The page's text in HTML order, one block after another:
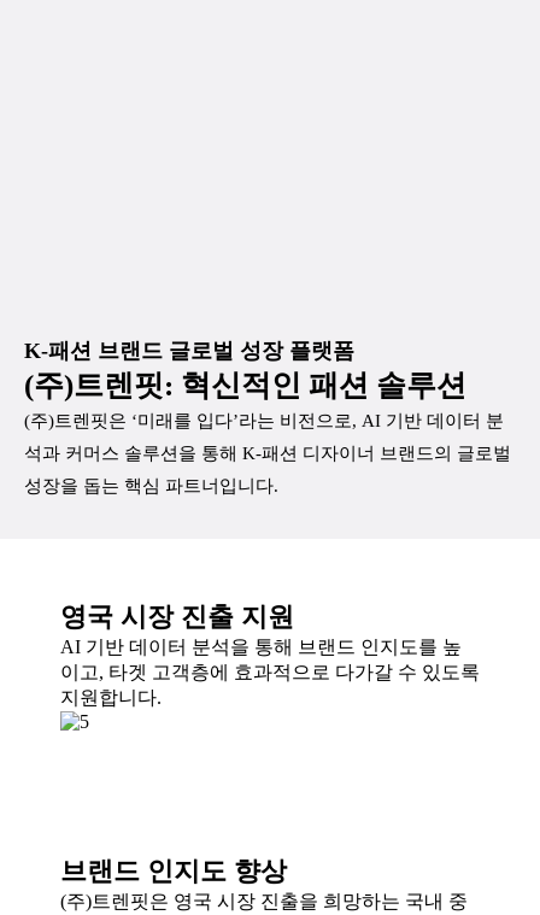
K-패션 브랜드 글로벌 성장 플랫폼
(주)트렌핏: 혁신적인 패션 솔루션
(주)트렌핏은 ‘미래를 입다’라는 비전으로, AI 기반 데이터 분
석과 커머스 솔루션을 통해 K-패션 디자이너 브랜드의 글로벌
성장을 돕는 핵심 파트너입니다.
영국 시장 진출 지원
AI 기반 데이터 분석을 통해 브랜드 인지도를 높
이고, 타겟 고객층에 효과적으로 다가갈 수 있도록
지원합니다.
브랜드 인지도 향상
(주)트렌핏은 영국 시장 진출을 희망하는 국내 중